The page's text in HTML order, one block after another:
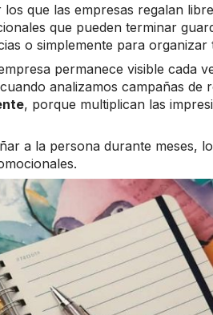
que las empresas regalan
que pueden terminar
o simplemente para organizar
permanece visible cada
analizamos campañas
, porque multiplican las
a la persona durante meses,